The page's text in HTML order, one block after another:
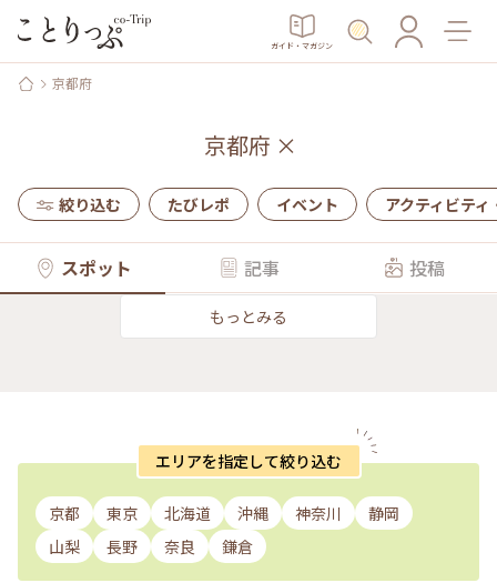
ガイド・マガジン
京都府
京都府 ×
絞り込む たびレポ イベント アクティビティ
スポット 記事 投稿
もっとみる
エリアを指定して絞り込む
京都 東京 北海道 沖縄 神奈川
静岡
山梨
長野 奈良 鎌倉